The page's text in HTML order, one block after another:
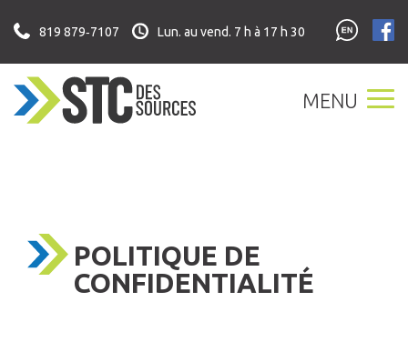
content819 879‑7107 Lun. au vend. 7 h à 17 h 30
MENU
POLITIQUE DE
CONFIDENTIALITÉ